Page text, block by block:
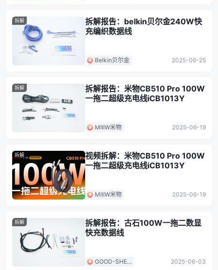
拆解
拆解报告：belkin贝尔金240W快
充编织数据线
Belkin贝尔金 2025-06-25
拆解
拆解报告：米物CB510 Pro 100W
一拖二超级充电线iCB1013Y
MIIIW米物 2025-06-19
拆解
视频拆解：米物CB510 Pro 100W
一拖二超级充电线iCB1013Y
MIIIW米物 2025-06-19
拆解
拆解报告：古石100W一拖二数显
快充数据线
GOOD-SHE
2025-06-03